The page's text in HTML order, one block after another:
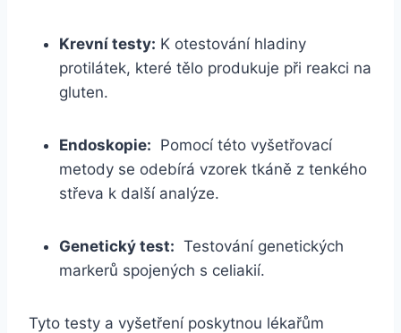
Krevní testy: K otestování hladiny
protilátek, které tělo​ produkuje při reakci na
gluten.
Endoskopie: ⁤ Pomocí této vyšetřovací
metody se odebírá vzorek tkáně z tenkého
střeva k další analýze.
Genetický test: ⁣ Testování genetických
markerů spojených s celiakií.
Tyto⁣ testy a vyšetření poskytnou lékařům